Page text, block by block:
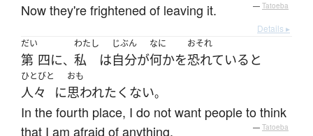
Now they're frightened of leaving it. — Tatoeba
Details ▸
だい
第 四に、
わたし
私 は
じぶん
自分が
なに
何かを
おそれ
恐れている と
ひとびと
人々 に
おも
思われたくない。
In the fourth place, I do not want people to think
that I am afraid of anything.
— Tatoeba